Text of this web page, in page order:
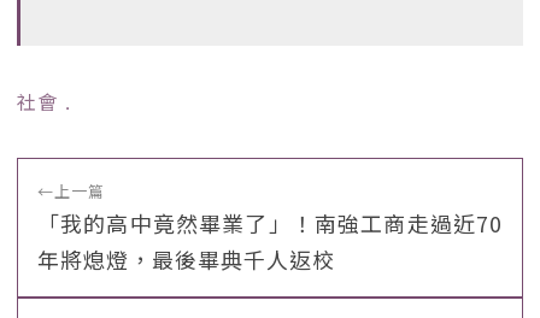
社會 ﹒
←上一篇
「我的高中竟然畢業了」！南強工商走過近70
年將熄燈，最後畢典千人返校